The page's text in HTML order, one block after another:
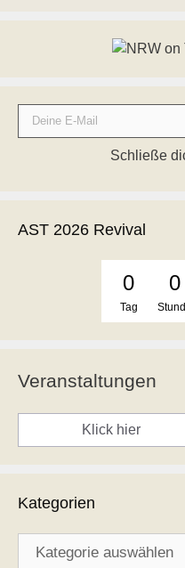
Deine E-Mail
Schließe
AST 2026 Revival
0
Tag
0
Veranstaltungen
Klick hier
Kategorien